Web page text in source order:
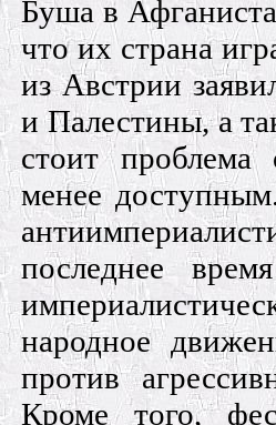
Буша в
что их страна
из Австрии
и Палестины, а
стоит проблема
менее
последнее
народное
против
Кроме того,